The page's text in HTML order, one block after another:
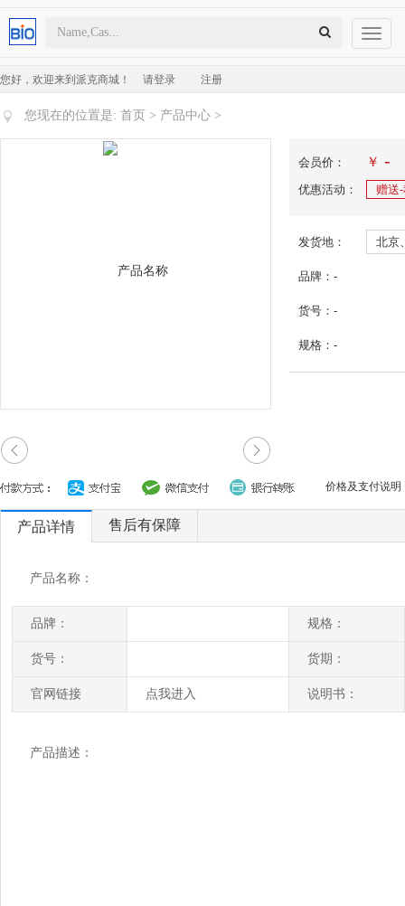
您好，欢迎来到派克商城！ 请登录 注册
Toggle
您现在的位置是: 首页 > 产品中心 >
会员价： ￥ -
优惠活动： 赠送
发货地： 北京
品牌：-
货号：-
规格：-
价格及支付说明
产品详情 售后有保障
产品名称：
品牌： 规格：
货号： 货期：
官网链接 点我进入 说明书：
产品描述：